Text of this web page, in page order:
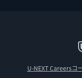
U-NEXT Careersコ